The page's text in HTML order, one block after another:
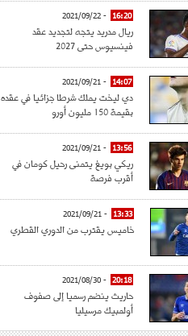
16:20
- 2021/09/22
ريال مدريد يتجه لتجديد عقد
فينسيوس حتى 2027
14:07
- 2021/09/21
دي ليخت يملك شرطا جزائيا في عقده
بقيمة 150 مليون أورو
13:56
- 2021/09/21
ريكي بويغ يتمنى رحيل كومان في
أقرب فرصة
13:33
- 2021/09/21
خاميس يقترب من الدوري القطري
20:18
- 2021/08/30
حاريث ينضم رسميا إلى صفوف
أولمبيك مرسيليا